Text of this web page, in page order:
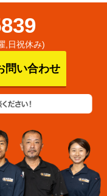
,日祝休み)
問い合わせ